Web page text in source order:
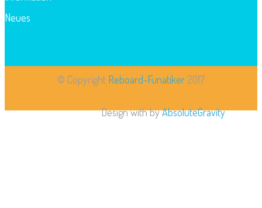
Neues
© Copyright Reboard-Funatiker 2017
Design withbyAbsoluteGravity